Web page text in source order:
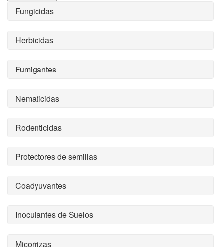
Fungicidas
Herbicidas
Fumigantes
Nematicidas
Rodenticidas
Protectores de semillas
Coadyuvantes
Inoculantes de Suelos
Micorrizas